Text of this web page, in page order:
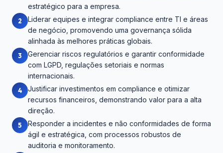
estratégico para a empresa.
2
Liderar equipes e integrar compliance entre TI e áreas
de negócio, promovendo uma governança sólida
alinhada às melhores práticas globais.
3
Gerenciar riscos regulatórios e garantir conformidade
com LGPD, regulações setoriais e normas
internacionais.
4
Justificar investimentos em compliance e otimizar
recursos financeiros, demonstrando valor para a alta
direção.
5
Responder a incidentes e não conformidades de forma
ágil e estratégica, com processos robustos de
auditoria e monitoramento.